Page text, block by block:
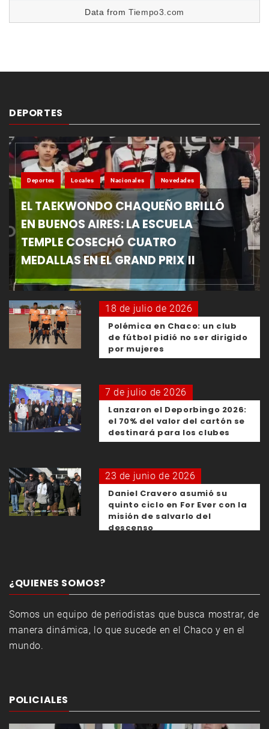
Data fromTiempo3.com
DEPORTES
Deportes Locales Nacionales Novedades
EL TAEKWONDO CHAQUEÑO BRILLÓ
EN BUENOS AIRES: LA ESCUELA
TEMPLE COSECHÓ CUATRO
MEDALLAS EN EL GRAND PRIX II
18 de julio de 2026
Polémica en Chaco: un club
de fútbol pidió no ser dirigido
por mujeres
7 de julio de 2026
Lanzaron el Deporbingo 2026:
el 70% del valor del cartón se
destinará para los clubes
23 de junio de 2026
Daniel Cravero asumió su
quinto ciclo en For Ever con la
misión de salvarlo del
descenso
¿QUIENES SOMOS?
Somos un equipo de periodistas que busca mostrar, de
manera dinámica, lo que sucede en el Chaco y en el
mundo.
POLICIALES